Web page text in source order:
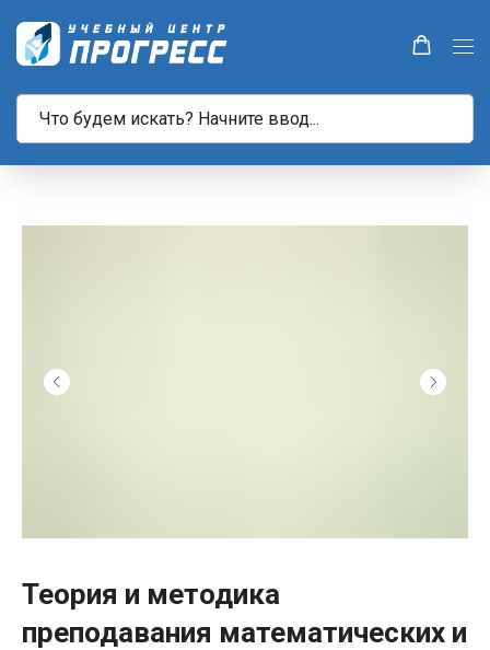
Теория и методика
преподавания математических и